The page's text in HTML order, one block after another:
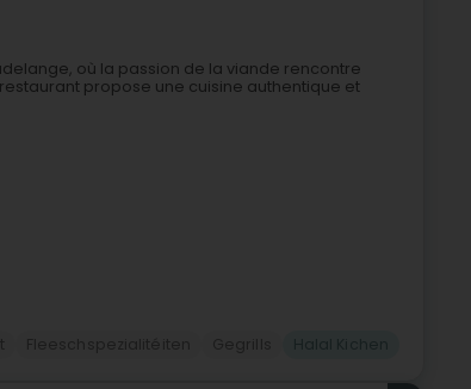
où la passion de la viande rencontre
propose une cuisine authentique et